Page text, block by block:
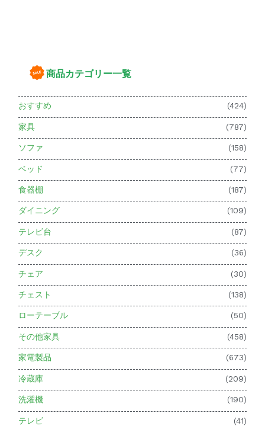
商品カテゴリー一覧
おすすめ (424)
家具 (787)
ソファ (158)
ベッド (77)
食器棚 (187)
ダイニング (109)
テレビ台 (87)
デスク (36)
チェア (30)
チェスト (138)
ローテーブル (50)
その他家具 (458)
家電製品 (673)
冷蔵庫 (209)
洗濯機 (190)
テレビ (41)